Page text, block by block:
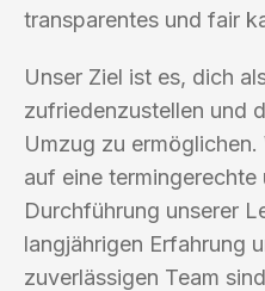
transparentes und fair
Unser Ziel ist es, dich
zufriedenzustellen und
Umzug zu
auf eine
Durchführung unserer
langjährigen Erfahrung
zuverlässigen Team